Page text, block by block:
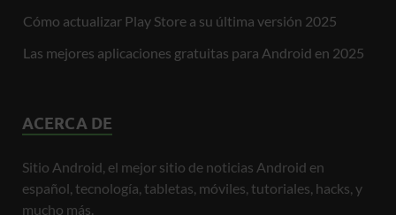
Cómo actualizar Play Store a su última versión 2025
Las mejores aplicaciones gratuitas para Android en 2025
ACERCA DE
Sitio Android, el mejor sitio de noticias Android en
español, tecnología, tabletas, móviles, tutoriales, hacks, y
mucho más.